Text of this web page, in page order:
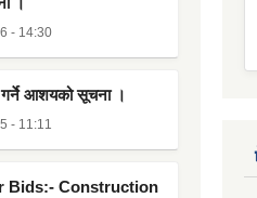
- 14:30
गर्ने आशयको सूचना ।
- 11:11
Bids:- Construction